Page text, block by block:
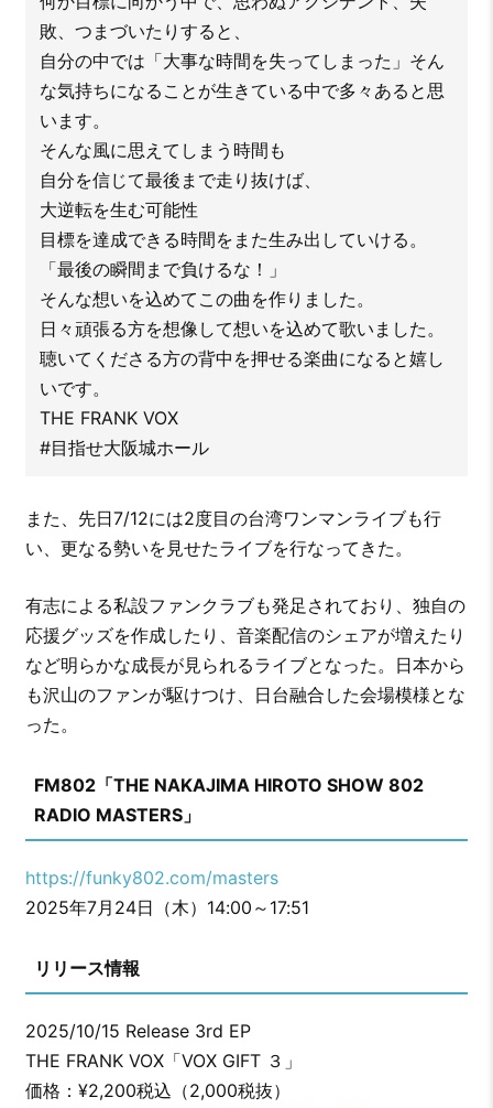
敗、つまづいたりすると、
自分の中では「大事な時間を失ってしまった」そん
な気持ちになることが生きている中で多々あると思
います。
そんな風に思えてしまう時間も
自分を信じて最後まで走り抜けば、
大逆転を生む可能性
目標を達成できる時間をまた生み出していける。
「最後の瞬間まで負けるな！」
そんな想いを込めてこの曲を作りました。
日々頑張る方を想像して想いを込めて歌いました。
聴いてくださる方の背中を押せる楽曲になると嬉し
いです。
THE FRANK VOX
#目指せ大阪城ホール
また、先日7/12には2度目の台湾ワンマンライブも行
い、更なる勢いを見せたライブを行なってきた。
有志による私設ファンクラブも発足されており、独自の
応援グッズを作成したり、音楽配信のシェアが増えたり
など明らかな成長が見られるライブとなった。日本から
も沢山のファンが駆けつけ、日台融合した会場模様とな
った。
FM802「THE NAKAJIMA HIROTO SHOW 802
RADIO MASTERS」
https://funky802.com/masters
2025年7月24日（木）14:00～17:51
リリース情報
2025/10/15 Release 3rd EP
THE FRANK VOX「VOX GIFT ３」
価格：¥2,200税込（2,000税抜）